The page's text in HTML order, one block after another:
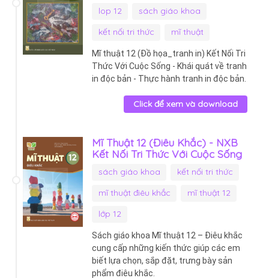
lop 12
sách giáo khoa
kết nối tri thức
mĩ thuật
Mĩ thuật 12 (Đồ họa_tranh in) Kết Nối Tri
Thức Với Cuộc Sống - Khái quát về tranh
in độc bản - Thực hành tranh in độc bản.
Click để xem và download
Mĩ Thuật 12 (Điêu Khắc) - NXB
Kết Nối Tri Thức Với Cuộc Sống
sách giáo khoa
kết nối tri thức
mĩ thuật điêu khắc
mĩ thuật 12
lớp 12
Sách giáo khoa Mĩ thuật 12 – Điêu khắc
cung cấp những kiến thức giúp các em
biết lựa chọn, sắp đặt, trưng bày sản
phẩm điêu khắc.